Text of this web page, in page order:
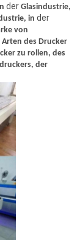
der Glasindustrie,
in der
von
des Drucker
zu rollen, des
der